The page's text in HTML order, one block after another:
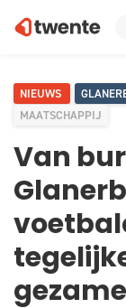
NIEUWS
MAATSCHAPPIJ
Van